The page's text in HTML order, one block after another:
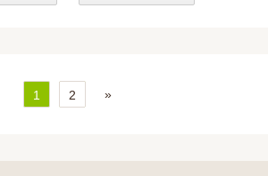
1 2 »